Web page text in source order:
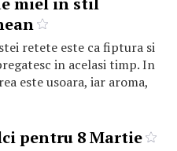
retete este ca fiptura si
in acelasi timp. In
este usoara, iar aroma,
pentru 8 Martie